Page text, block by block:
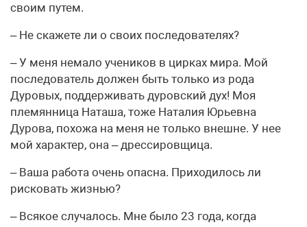
своим путем.
– Не скажете ли о своих последователях?
– У меня немало учеников в цирках мира. Мой
последователь должен быть только из рода
Дуровых, поддерживать дуровский дух! Моя
племянница Наташа, тоже Наталия Юрьевна
Дурова, похожа на меня не только внешне. У нее
мой характер, она – дрессировщица.
– Ваша работа очень опасна. Приходилось ли
рисковать жизнью?
– Всякое случалось. Мне было 23 года, когда